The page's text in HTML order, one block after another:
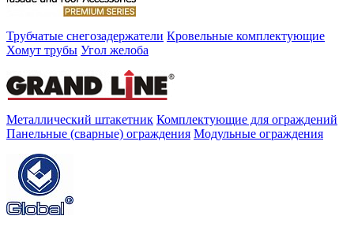
Трубчатые снегозадержатели Кровельные комплектующие
Хомут трубы Угол желоба
Металлический штакетник Комплектующие для ограждений
Панельные (сварные) ограждения Модульные ограждения